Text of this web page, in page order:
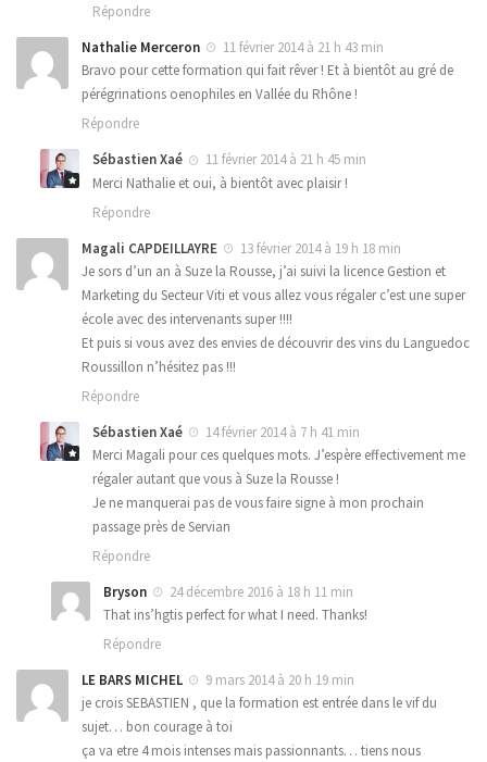
Répondre
Nathalie Merceron
11 février 2014 à 21 h 43 min
Bravo pour cette formation qui fait rêver ! Et à bientôt au gré de
pérégrinations oenophiles en Vallée du Rhône !
Répondre
Sébastien Xaé
11 février 2014 à 21 h 45 min
Merci Nathalie et oui, à bientôt avec plaisir !
Répondre
Magali CAPDEILLAYRE
13 février 2014 à 19 h 18 min
Je sors d’un an à Suze la Rousse, j’ai suivi la licence Gestion et
Marketing du Secteur Viti et vous allez vous régaler c’est une super
école avec des intervenants super !!!!
Et puis si vous avez des envies de découvrir des vins du Languedoc
Roussillon n’hésitez pas !!!
Répondre
Sébastien Xaé
14 février 2014 à 7 h 41 min
Merci Magali pour ces quelques mots. J’espère effectivement me
régaler autant que vous à Suze la Rousse !
Je ne manquerai pas de vous faire signe à mon prochain
passage près de Servian
Répondre
Bryson
24 décembre 2016 à 18 h 11 min
That ins’hgtis perfect for what I need. Thanks!
Répondre
LE BARS MICHEL
9 mars 2014 à 20 h 19 min
je crois SEBASTIEN , que la formation est entrée dans le vif du
sujet… bon courage à toi
ça va etre 4 mois intenses mais passionnants… tiens nous